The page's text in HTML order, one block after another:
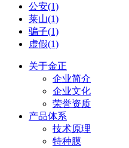
公安(1)
莱山(1)
骗子(1)
虚假(1)
关于金正
企业简介
企业文化
荣誉资质
产品体系
技术原理
特种膜